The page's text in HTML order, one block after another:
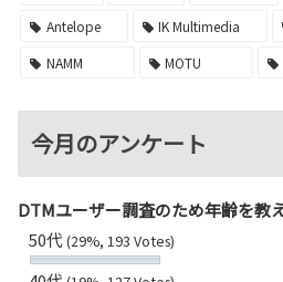
Antelope
IK Multimedia
NAMM
MOTU
今月のアンケート
DTMユーザー調査のため年齢を教
50代(29%, 193 Votes)